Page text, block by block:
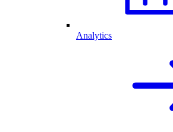
Analytics